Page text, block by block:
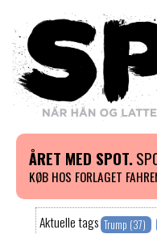
ÅRET MED SPOT.
KØB HOS FORLAGET
Aktuelle tags Trump (37)